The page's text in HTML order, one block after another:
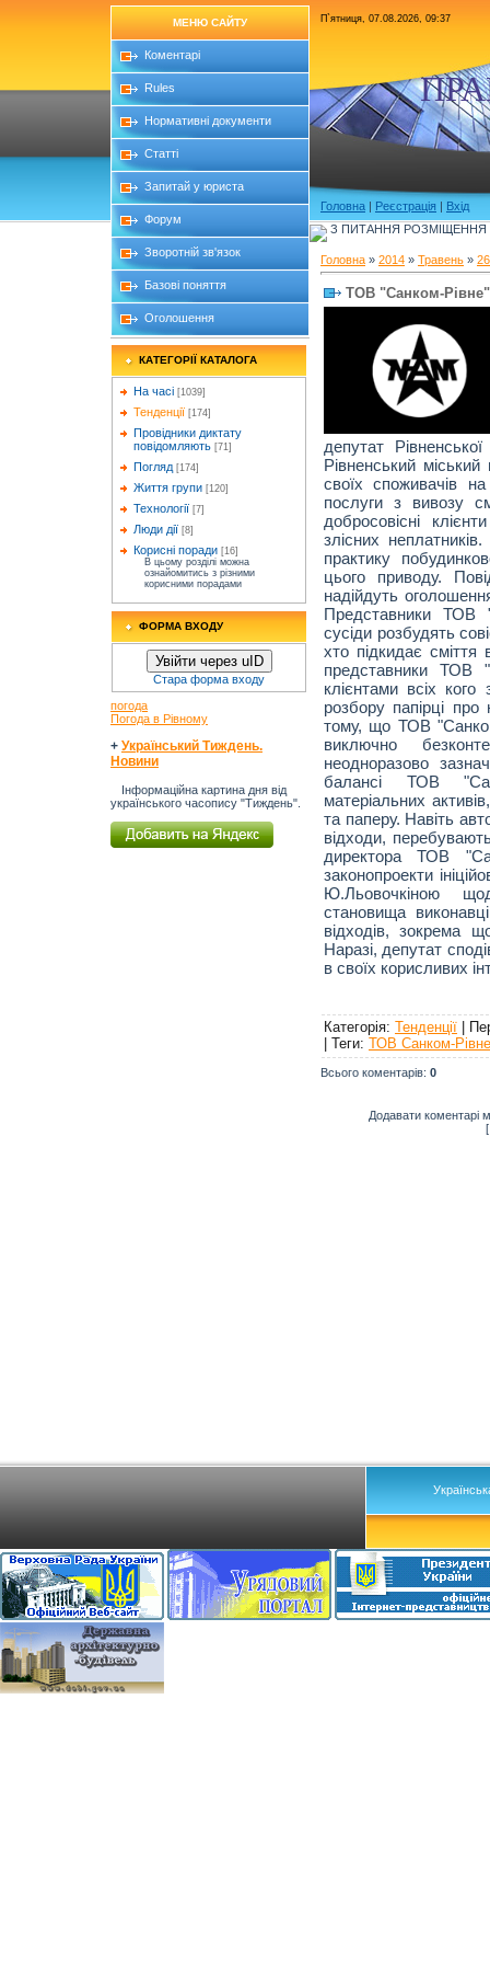
МЕНЮ САЙТУ
Коментарі
Rules
Нормативні документи
Статті
Запитай у юриста
Форум
Зворотній зв'язок
Базові поняття
Оголошення
КАТЕГОРІЇ КАТАЛОГА
На часі [1039]
Тенденції [174]
Провідники диктату
повідомляють [71]
Погляд [174]
Життя групи [120]
Технології [7]
Люди дії [8]
Корисні поради [16]
В цьому розділі можна
ознайомитись з різними
корисними порадами
ФОРМА ВХОДУ
Увійти через uID
Стара форма входу
погода
Погода в Рівному
+ Український Тиждень.
Новини
Інформаційна картина дня від
українського часопису "Тиждень".
П`ятниця, 07.08.2026, 09:37
Головна | Реєстрація | Вхід
З ПИТАННЯ РОЗМІЩЕННЯ
Головна » 2014 » Травень » 26
ТОВ "Санком-
депутат
Рівненський
своїх споживачів
послуги з вивозу
добросовісні
злісних
практику
цього приводу.
надійдуть
Представники ТОВ
сусіди розбудять
хто підкидає
представники ТОВ
клієнтами всіх
розбору папірці
тому, що ТОВ
виключно
неодноразово
балансі ТОВ
матеріальних
та паперу. Навіть
відходи,
директора ТОВ
законопроекти
Ю.Льовочкіною
становища
відходів, зокрема
Наразі, депутат
в своїх корисливих
Категорія: Тенденції |
| Теги: ТОВ Санком-Рівне
Всього коментарів: 0
Додавати коментарі